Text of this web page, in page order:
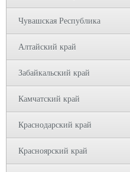
Чувашская Республика
Алтайский край
Забайкальский край
Камчатский край
Краснодарский край
Красноярский край